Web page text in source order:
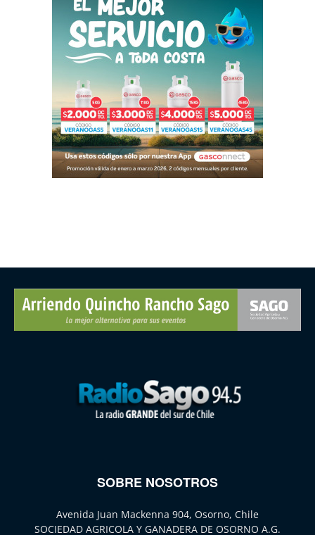
SOBRE NOSOTROS
Avenida Juan Mackenna 904, Osorno, Chile
SOCIEDAD AGRICOLA Y GANADERA DE OSORNO A.G.